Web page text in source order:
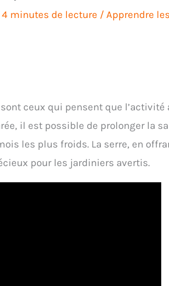
4 minutes de lecture / Apprendre
ceux qui pensent que l’activité
il est possible de prolonger la
les plus froids. La serre, en
pour les jardiniers avertis.